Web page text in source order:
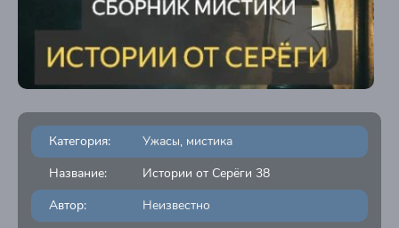
Категория:
Ужасы, мистика
Название:
Истории от Серёги 38
Автор:
Неизвестно